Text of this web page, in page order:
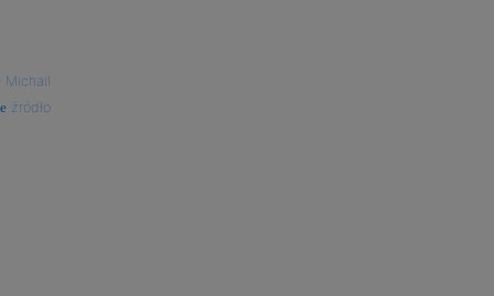
Michail
źródło